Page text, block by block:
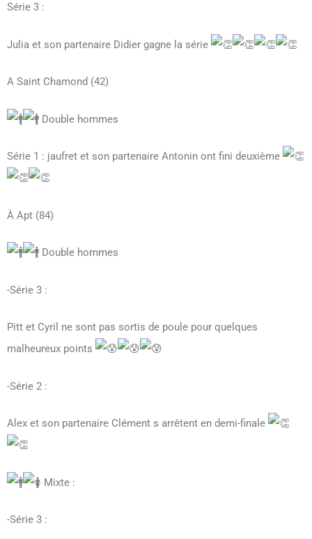
Série 3 :
Julia et son partenaire Didier gagne la série
A Saint Chamond (42)
Double hommes
Série 1 : jaufret et son partenaire Antonin ont fini deuxième
À Apt (84)
Double hommes
-Série 3 :
Pitt et Cyril ne sont pas sortis de poule pour quelques
malheureux points
-Série 2 :
Alex et son partenaire Clément s arrêtent en demi-finale
Mixte :
-Série 3 :